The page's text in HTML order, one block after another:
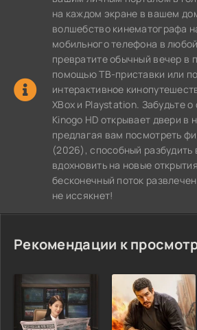
на каждом экране в вашем
волшебство кинематографа
мобильного телефона в
превратите обычный вечер в
помощью ТВ-приставки или
интерактивное
XBox и Playstation. Забудьте
Kinogo HD открывает двери в
предлагая вам посмотреть
(2026), способный
вдохновить на новые
бесконечный поток
не иссякнет!
Рекомендации к